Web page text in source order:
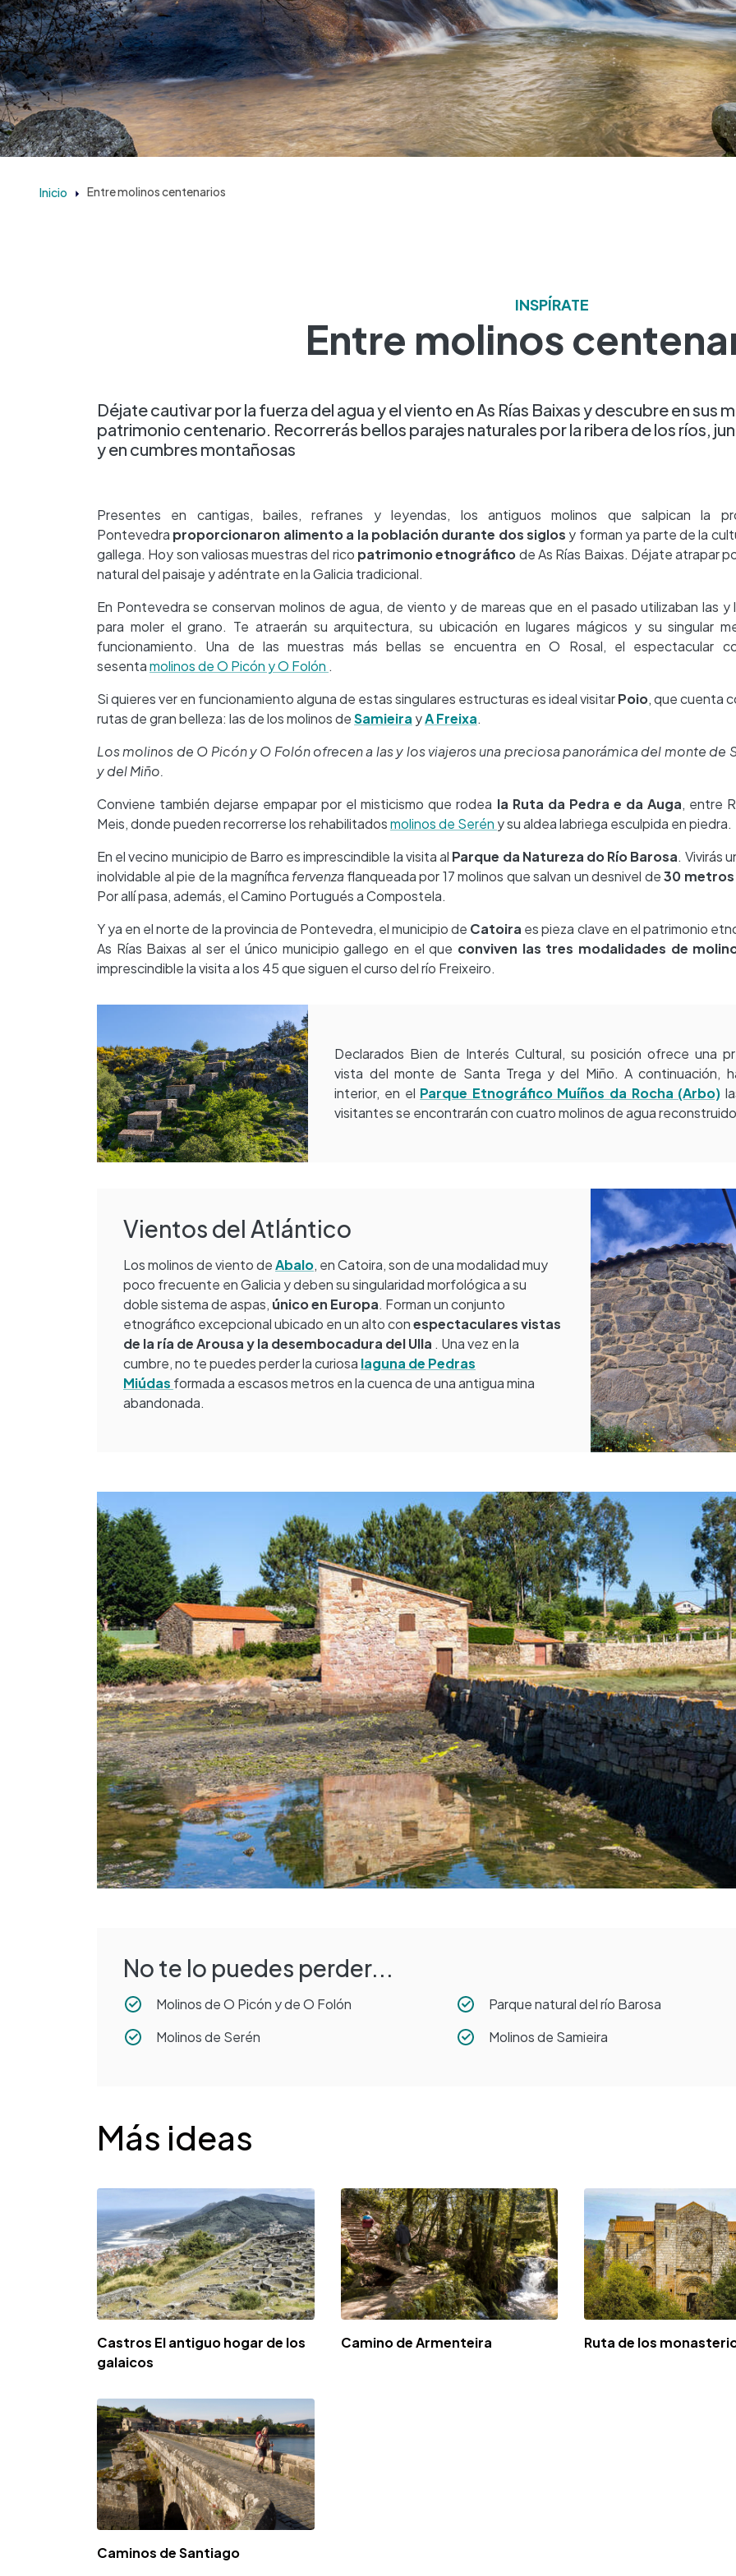
Inicio Entre molinos centenarios
INSPÍRATE
Entre molinos
Déjate cautivar por la fuerza del agua y el viento en As Rías Baixas y descubre en sus
patrimonio centenario. Recorrerás bellos parajes naturales por la ribera de los ríos,
y en cumbres montañosas
Presentes en cantigas, bailes, refranes y leyendas, los antiguos molinos que salpican la
Pontevedra proporcionaron alimento a la población durante dos siglos y forman ya parte de la
gallega. Hoy son valiosas muestras del rico patrimonio etnográficode As Rías Baixas. Déjate atrapar
natural del paisaje y adéntrate en la Galicia tradicional.
En Pontevedra se conservan molinos de agua, de viento y de mareas que en el pasado utilizaban las y
para moler el grano. Te atraerán su arquitectura, su ubicación en lugares mágicos y su singular
funcionamiento. Una de las muestras más bellas se encuentra en O Rosal, el espectacular
sesentamolinos de O Picón y O Folón .
Si quieres ver en funcionamiento alguna de estas singulares estructuras es ideal visitarPoio, que cuenta
rutas de gran belleza: las de los molinos deSamieira yA Freixa.
Los molinos de O Picón y O Folón ofrecen a las y los viajeros una preciosa panorámica del monte de
y del Miño.
Conviene también dejarse empapar por el misticismo que rodea la Ruta da Pedra e da Auga, entre
Meis, donde pueden recorrerse los rehabilitadosmolinos de Serén y su aldea labriega esculpida en piedra.
En el vecino municipio de Barro es imprescindible la visita al Parque da Natureza do Río Barosa. Vivirás
inolvidable al pie de la magnífica fervenza flanqueada por 17 molinos que salvan un desnivel de30
Por allí pasa, además, el Camino Portugués a Compostela.
Y ya en el norte de la provincia de Pontevedra, el municipio de Catoira es pieza clave en el patrimonio
As Rías Baixas al ser el único municipio gallego en el que conviven las tres modalidades de
imprescindible la visita a los 45 que siguen el curso del río Freixeiro.
Declarados Bien de Interés Cultural, su posición ofrece una
vista del monte de Santa Trega y del Miño. A continuación,
interior, en el Parque Etnográfico Muíños da Rocha (Arbo)
visitantes se encontrarán con cuatro molinos de agua
Vientos del Atlántico
Los molinos de viento deAbalo, en Catoira, son de una modalidad muy
poco frecuente en Galicia y deben su singularidad morfológica a su
doble sistema de aspas, único en Europa. Forman un conjunto
etnográfico excepcional ubicado en un alto conespectaculares vistas
de la ría de Arousa y la desembocadura del Ulla . Una vez en la
cumbre, no te puedes perder la curiosa laguna de Pedras
Miúdas formada a escasos metros en la cuenca de una antigua mina
abandonada.
No te lo puedes perder...
Molinos de O Picón y de O Folón
Parque natural del río Barosa
Molinos de Serén
Molinos de Samieira
Desplegable
Más ideas
Castros El antiguo hogar de los
galaicos
Camino de Armenteira Ruta de los
Caminos de Santiago